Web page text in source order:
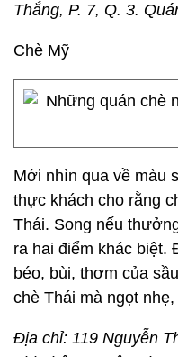
Thắng, P. 7, Q. 3.
Chè Mỹ
Mới nhìn qua về màu
thực khách cho rằng
Thái. Song nếu
ra hai điểm khác biệt.
béo, bùi, thơm của
chè Thái mà ngọt
Địa chỉ: 119 Nguyễn